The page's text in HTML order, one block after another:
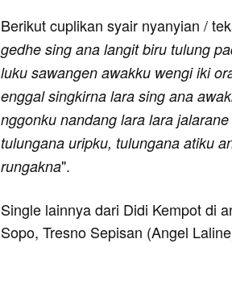
Berikut cuplikan syair nyanyian /
gedhe sing ana langit biru tulung
luku sawangen awakku wengi iki
enggal singkirna lara sing ana
nggonku nandang lara lara
tulungana uripku, tulungana atiku
rungakna".
Single lainnya dari Didi Kempot di
Sopo, Tresno Sepisan (Angel